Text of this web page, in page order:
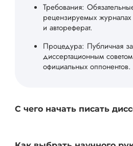
Требования:
рецензируемых
и автореферат.
Процедура: Публичная
диссертационным
официальных оппонентов.
С чего начать писать